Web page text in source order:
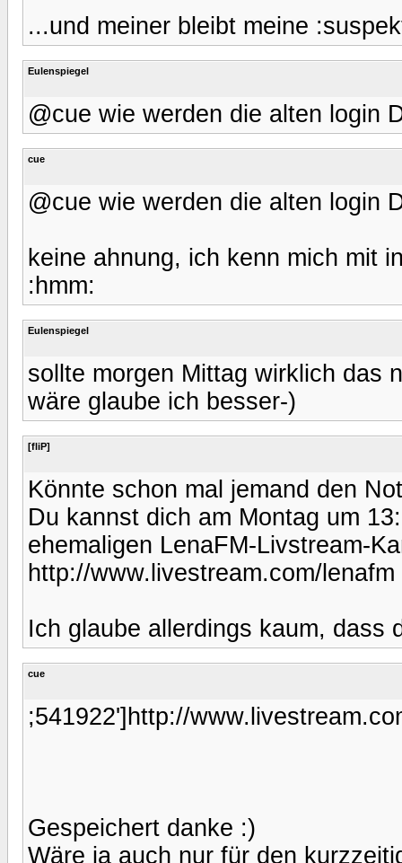
...und meiner bleibt meine
Eulenspiegel
@cue wie werden die alten login
cue
@cue wie werden die alten login
keine ahnung, ich kenn mich mit
:hmm:
Eulenspiegel
sollte morgen Mittag wirklich das
wäre glaube ich besser-)
[fliP]
Könnte schon mal jemand den
Du kannst dich am Montag um
ehemaligen LenaFM-Livstream-
http://www.livestream.com/lenafm
Ich glaube allerdings kaum, dass
cue
;541922']http://
Gespeichert danke :)
Wäre ja auch nur für den